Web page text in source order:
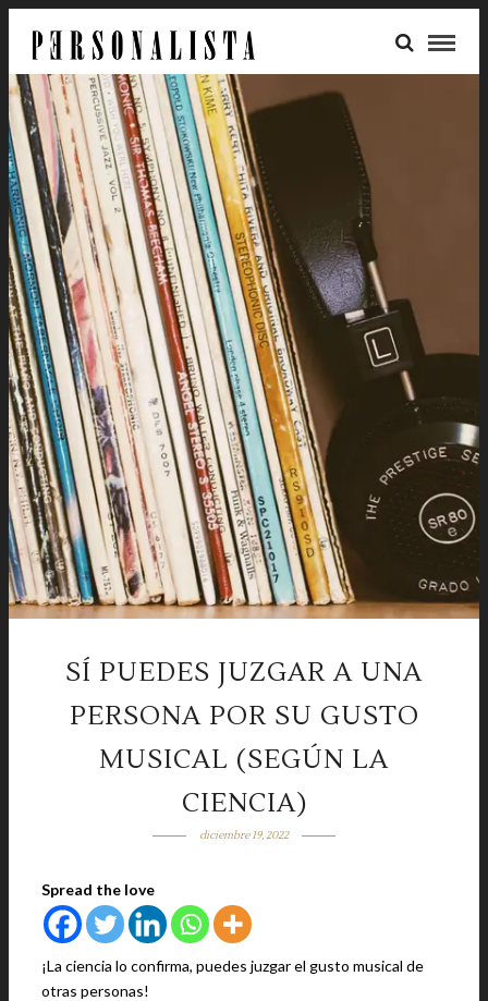
SÍ PUEDES JUZGAR A UNA
PERSONA POR SU GUSTO
MUSICAL (SEGÚN LA
CIENCIA)
diciembre 19, 2022
Spread the love
¡La ciencia lo confirma, puedes juzgar el gusto musical de
otras personas!